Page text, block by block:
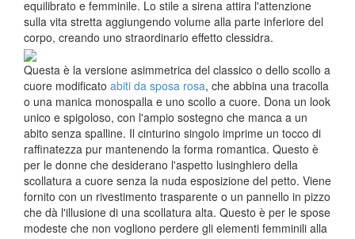
equilibrato e femminile. Lo stile a sirena attira l'attenzione
sulla vita stretta aggiungendo volume alla parte inferiore del
corpo, creando uno straordinario effetto clessidra.
Questa è la versione asimmetrica del classico o dello scollo a
cuore modificato abiti da sposa rosa, che abbina una tracolla
o una manica monospalla e uno scollo a cuore. Dona un look
unico e spigoloso, con l'ampio sostegno che manca a un
abito senza spalline. Il cinturino singolo imprime un tocco di
raffinatezza pur mantenendo la forma romantica. Questo è
per le donne che desiderano l'aspetto lusinghiero della
scollatura a cuore senza la nuda esposizione del petto. Viene
fornito con un rivestimento trasparente o un pannello in pizzo
che dà l'illusione di una scollatura alta. Questo è per le spose
modeste che non vogliono perdere gli elementi femminili alla